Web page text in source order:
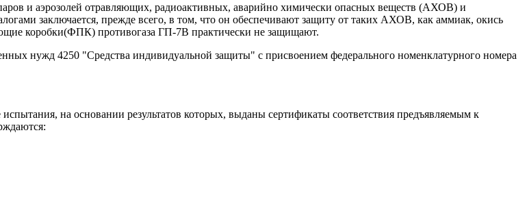
и аэрозолей отравляющих, радиоактивных, аварийно химически опасных веществ (АХОВ) и
заключается, прежде всего, в том, что он обеспечивают защиту от таких АХОВ, как аммиак, окись
коробки(ФПК) противогаза ГП-7В практически не защищают.
нужд 4250 "Средства индивидуальной защиты" с присвоением федерального номенклатурного номера
на основании результатов которых, выданы сертификаты соответствия предъявляемым к